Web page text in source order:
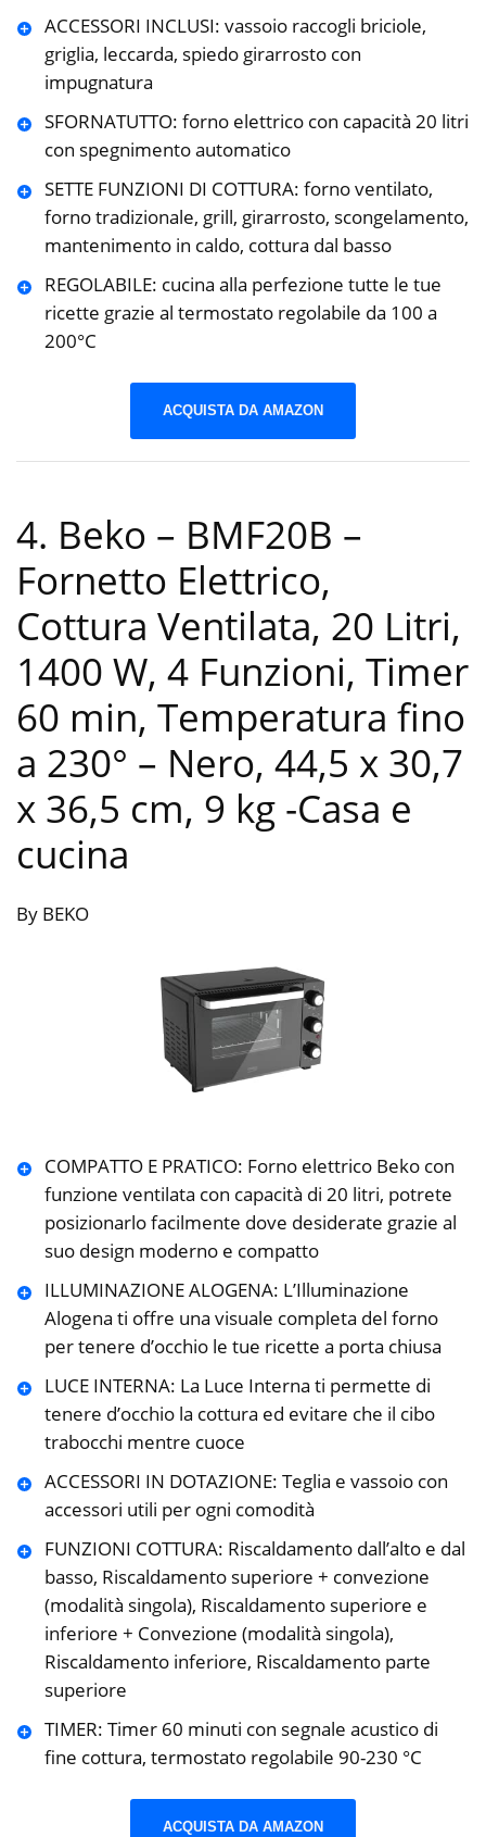
ACCESSORI INCLUSI: vassoio raccogli briciole,
griglia, leccarda, spiedo girarrosto con
impugnatura
SFORNATUTTO: forno elettrico con capacità 20 litri
con spegnimento automatico
SETTE FUNZIONI DI COTTURA: forno ventilato,
forno tradizionale, grill, girarrosto, scongelamento,
mantenimento in caldo, cottura dal basso
REGOLABILE: cucina alla perfezione tutte le tue
ricette grazie al termostato regolabile da 100 a
200°C
ACQUISTA DA AMAZON
4. Beko – BMF20B –
Fornetto Elettrico,
Cottura Ventilata, 20 Litri,
1400 W, 4 Funzioni, Timer
60 min, Temperatura fino
a 230° – Nero, 44,5 x 30,7
x 36,5 cm, 9 kg -Casa e
cucina
By BEKO
COMPATTO E PRATICO: Forno elettrico Beko con
funzione ventilata con capacità di 20 litri, potrete
posizionarlo facilmente dove desiderate grazie al
suo design moderno e compatto
ILLUMINAZIONE ALOGENA: L’Illuminazione
Alogena ti offre una visuale completa del forno
per tenere d’occhio le tue ricette a porta chiusa
LUCE INTERNA: La Luce Interna ti permette di
tenere d’occhio la cottura ed evitare che il cibo
trabocchi mentre cuoce
ACCESSORI IN DOTAZIONE: Teglia e vassoio con
accessori utili per ogni comodità
FUNZIONI COTTURA: Riscaldamento dall’alto e dal
basso, Riscaldamento superiore + convezione
(modalità singola), Riscaldamento superiore e
inferiore + Convezione (modalità singola),
Riscaldamento inferiore, Riscaldamento parte
superiore
TIMER: Timer 60 minuti con segnale acustico di
fine cottura, termostato regolabile 90-230 °C
ACQUISTA DA AMAZON